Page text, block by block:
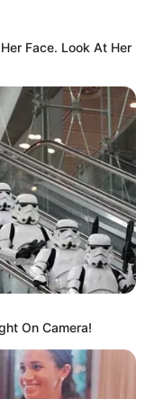
MENU
ET
WIDGETS
Face. Look At Her
On Camera!